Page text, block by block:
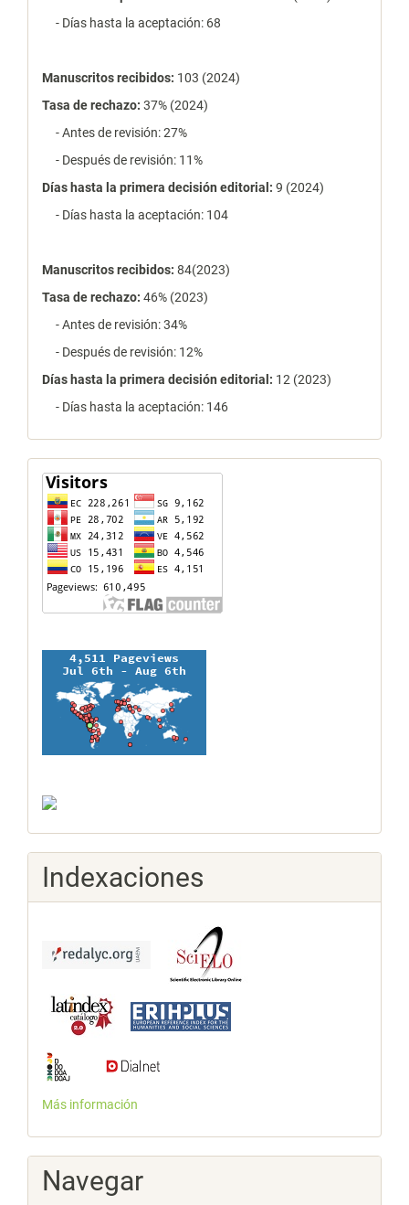
- Días hasta la aceptación: 68
Manuscritos recibidos: 103 (2024)
Tasa de rechazo: 37% (2024)
- Antes de revisión: 27%
- Después de revisión: 11%
Días hasta la primera decisión editorial: 9 (2024)
- Días hasta la aceptación: 104
Manuscritos recibidos: 84(2023)
Tasa de rechazo: 46% (2023)
- Antes de revisión: 34%
- Después de revisión: 12%
Días hasta la primera decisión editorial: 12 (2023)
- Días hasta la aceptación: 146
contador
Indexaciones
Más información
Navegar